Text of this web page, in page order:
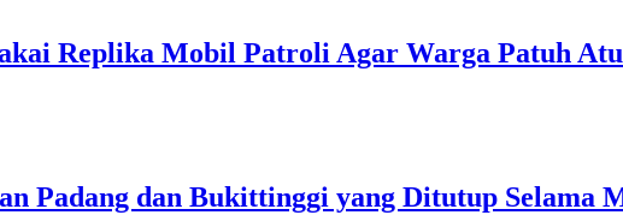
Replika Mobil Patroli Agar Warga Patuh
Padang dan Bukittinggi yang Ditutup Selama